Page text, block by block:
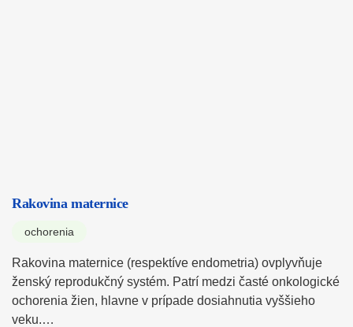
Rakovina maternice
ochorenia
Rakovina maternice (respektíve endometria) ovplyvňuje
ženský reprodukčný systém. Patrí medzi časté onkologické
ochorenia žien, hlavne v prípade dosiahnutia vyššieho
veku.…